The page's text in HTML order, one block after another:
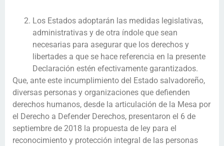
Los Estados adoptarán las medidas legislativas,
administrativas y de otra índole que sean
necesarias para asegurar que los derechos y
libertades a que se hace referencia en la presente
Declaración estén efectivamente garantizados.
Que, ante este incumplimiento del Estado salvadoreño,
diversas personas y organizaciones que defienden
derechos humanos, desde la articulación de la Mesa por
el Derecho a Defender Derechos, presentaron el 6 de
septiembre de 2018 la propuesta de ley para el
reconocimiento y protección integral de las personas